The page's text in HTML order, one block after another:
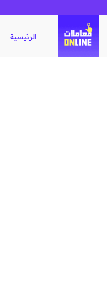
الرئيسية